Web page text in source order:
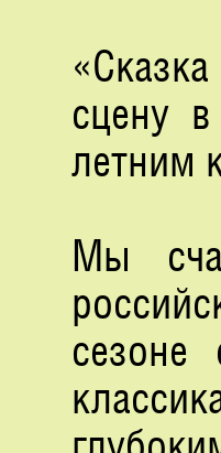
сцену
летним
Мы